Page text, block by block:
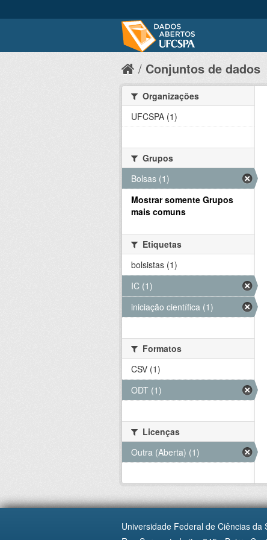
Conjuntos de dados
Organizações
UFCSPA (1)
Grupos
Bolsas (1)
Mostrar somente Grupos
mais comuns
Etiquetas
bolsistas (1)
IC (1)
iniciação científica (1)
Formatos
CSV (1)
ODT (1)
Licenças
Outra (Aberta) (1)
Universidade Federal de Ciências da